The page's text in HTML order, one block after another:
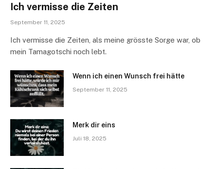
Ich vermisse die Zeiten
September 11, 2025
Ich vermisse die Zeiten, als meine grösste Sorge war, ob
mein Tamagotschi noch lebt.
Wenn ich einen Wunsch frei hätte
September 11, 2025
Merk dir eins
Juli 18, 2025